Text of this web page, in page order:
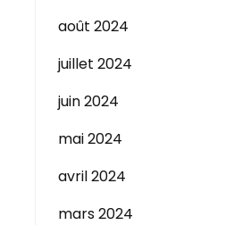
août 2024
juillet 2024
juin 2024
mai 2024
avril 2024
mars 2024